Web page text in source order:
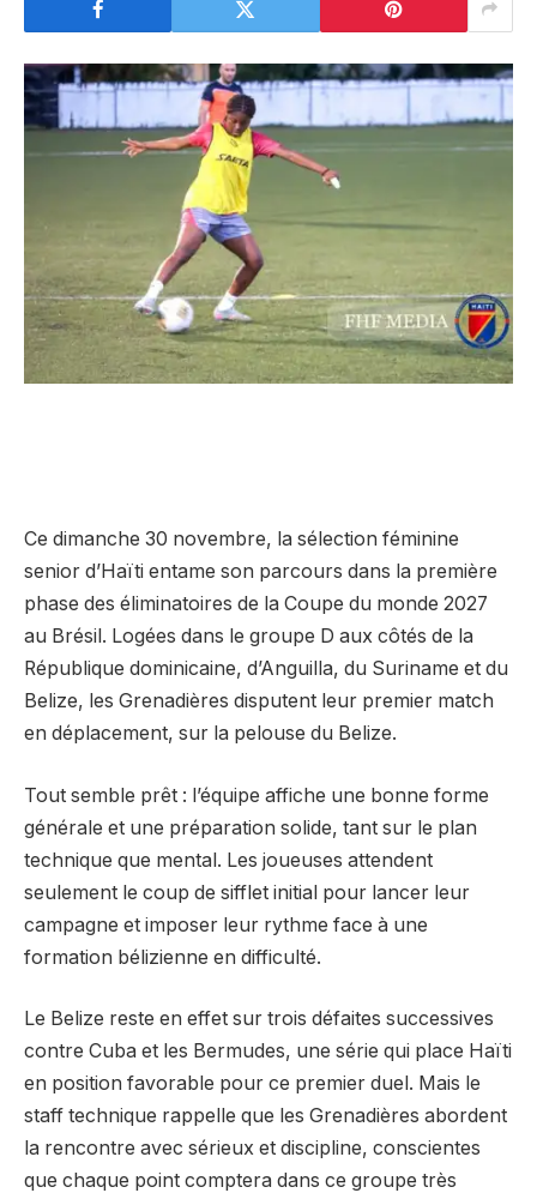
Ce dimanche 30 novembre, la sélection féminine
senior d’Haïti entame son parcours dans la première
phase des éliminatoires de la Coupe du monde 2027
au Brésil. Logées dans le groupe D aux côtés de la
République dominicaine, d’Anguilla, du Suriname et du
Belize, les Grenadières disputent leur premier match
en déplacement, sur la pelouse du Belize.
Tout semble prêt : l’équipe affiche une bonne forme
générale et une préparation solide, tant sur le plan
technique que mental. Les joueuses attendent
seulement le coup de sifflet initial pour lancer leur
campagne et imposer leur rythme face à une
formation bélizienne en difficulté.
Le Belize reste en effet sur trois défaites successives
contre Cuba et les Bermudes, une série qui place Haïti
en position favorable pour ce premier duel. Mais le
staff technique rappelle que les Grenadières abordent
la rencontre avec sérieux et discipline, conscientes
que chaque point comptera dans ce groupe très